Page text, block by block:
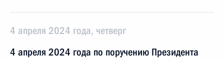
4 апреля 2024 года, четверг
4 апреля 2024 года по поручению Президента